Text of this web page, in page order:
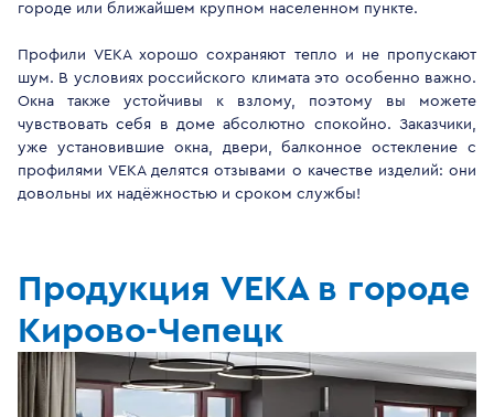
городе или ближайшем крупном населенном пункте.
Профили VEKA хорошо сохраняют тепло и не пропускают
шум. В условиях российского климата это особенно важно.
Окна также устойчивы к взлому, поэтому вы можете
чувствовать себя в доме абсолютно спокойно. Заказчики,
уже установившие окна, двери, балконное остекление с
профилями VEKA делятся отзывами о качестве изделий: они
довольны их надёжностью и сроком службы!
Продукция VEKA в городе
Кирово-Чепецк